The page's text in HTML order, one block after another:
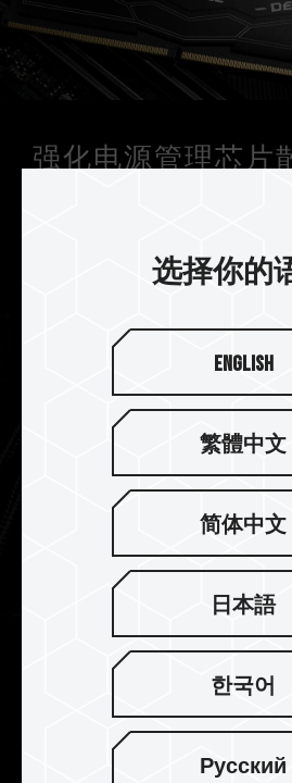
强化电源管理芯片
DELTA CKD 炫光 RGB DDR5
胶，强化电源管理芯片散热设
On-die ECC 除错机
DELTA CKD 炫光 RGB DDR5
ECC 除错机制，提供错误修正
效能的同时让系统更稳定。
选择你的
English
繁體中文
简体中文
日本語
한국어
Русский